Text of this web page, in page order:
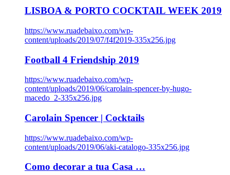
LISBOA & PORTO COCKTAIL WEEK 2019
https://www.ruadebaixo.com/wp-
content/uploads/2019/07/f4f2019-335x256.jpg
Football 4 Friendship 2019
https://www.ruadebaixo.com/wp-
content/uploads/2019/06/carolain-spencer-by-hugo-
macedo_2-335x256.jpg
Carolain Spencer | Cocktails
https://www.ruadebaixo.com/wp-
content/uploads/2019/06/aki-catalogo-335x256.jpg
Como decorar a tua Casa …